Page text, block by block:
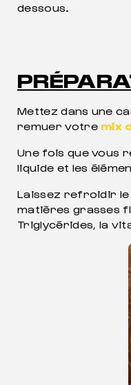
dessous.
Mettez dans une
remuer votre mix
Une fois que vous
liquide et les
Laissez refroidir le
matières grasses
Triglycérides, la